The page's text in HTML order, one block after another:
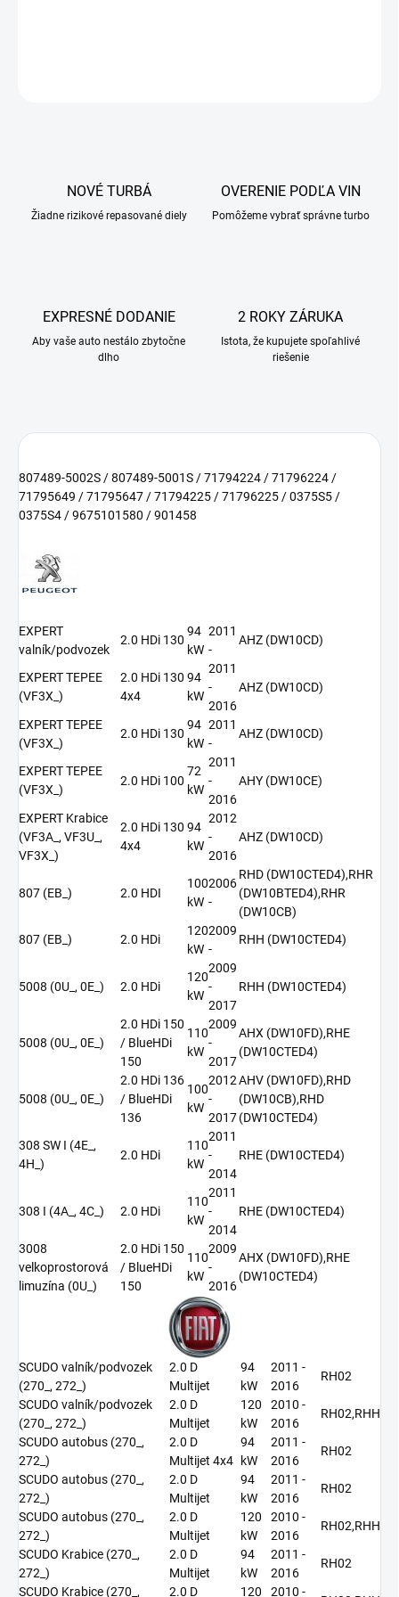
NOVÉ TURBÁ
Žiadne rizikové repasované diely
OVERENIE PODĽA VIN
Pomôžeme vybrať správne turbo
EXPRESNÉ DODANIE
Aby vaše auto nestálo zbytočne
dlho
2 ROKY ZÁRUKA
Istota, že kupujete spoľahlivé
riešenie
807489-5002S / 807489-5001S / 71794224 / 71796224 /
71795649 / 71795647 / 71794225 / 71796225 / 0375S5 /
0375S4 / 9675101580 / 901458
EXPERT
valník/podvozek
2.0 HDi 130
94
kW
2011
-
AHZ (DW10CD)
EXPERT TEPEE
(VF3X_)
2.0 HDi 130
4x4
94
kW
2011
-
2016
AHZ (DW10CD)
EXPERT TEPEE
(VF3X_)
2.0 HDi 130
94
kW
2011
-
AHZ (DW10CD)
EXPERT TEPEE
(VF3X_)
2.0 HDi 100
72
kW
2011
-
2016
AHY (DW10CE)
EXPERT Krabice
(VF3A_, VF3U_,
VF3X_)
2.0 HDi 130
4x4
94
kW
2012
-
2016
AHZ (DW10CD)
807 (EB_) 2.0 HDI
100
kW
2006
-
RHD (DW10CTED4),RHR
(DW10BTED4),RHR
(DW10CB)
807 (EB_)
2.0 HDi
120
kW
2009
-
RHH (DW10CTED4)
5008 (0U_, 0E_) 2.0 HDi
120
kW
2009
-
2017
RHH (DW10CTED4)
5008 (0U_, 0E_)
2.0 HDi 150
/ BlueHDi
150
110
kW
2009
-
2017
AHX (DW10FD),RHE
(DW10CTED4)
5008 (0U_, 0E_)
2.0 HDi 136
/ BlueHDi
136
100
kW
2012
-
2017
AHV (DW10FD),RHD
(DW10CB),RHD
(DW10CTED4)
308 SW I (4E_,
4H_)
2.0 HDi
110
kW
2011
-
2014
RHE (DW10CTED4)
308 I (4A_, 4C_) 2.0 HDi
110
kW
2011
-
2014
RHE (DW10CTED4)
3008
velkoprostorová
limuzína (0U_)
2.0 HDi 150
/ BlueHDi
150
110
kW
2009
-
2016
AHX (DW10FD),RHE
(DW10CTED4)
SCUDO valník/podvozek
(270_, 272_)
2.0 D
Multijet
94
kW
2011 -
2016
RH02
SCUDO valník/podvozek
(270_, 272_)
2.0 D
Multijet
120
kW
2010 -
2016
RH02,RHH
SCUDO autobus (270_,
272_)
2.0 D
Multijet 4x4
94
kW
2011 -
2016
RH02
SCUDO autobus (270_,
272_)
2.0 D
Multijet
94
kW
2011 -
2016
RH02
SCUDO autobus (270_,
272_)
2.0 D
Multijet
120
kW
2010 -
2016
RH02,RHH
SCUDO Krabice (270_,
272_)
2.0 D
Multijet
94
kW
2011 -
2016
RH02
SCUDO Krabice (270_,
2.0 D 120 2010 -